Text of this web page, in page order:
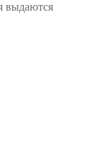
выдаются